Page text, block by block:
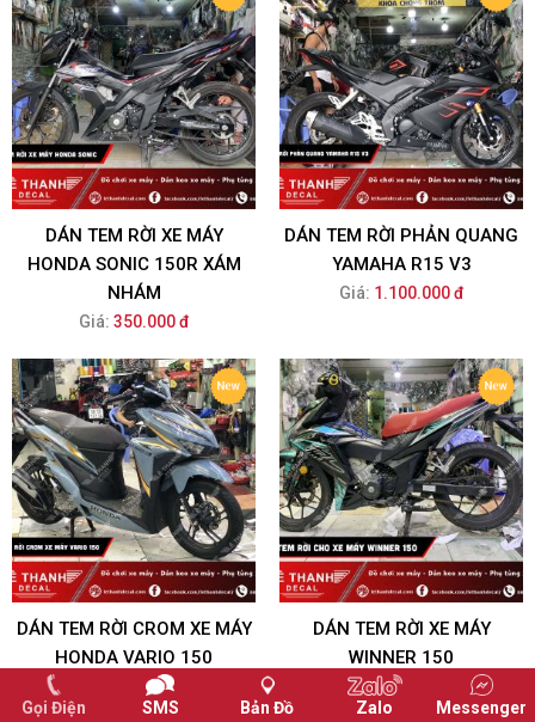
DÁN TEM RỜI XE MÁY
HONDA SONIC 150R XÁM
NHÁM
Giá: 350.000 đ
DÁN TEM RỜI PHẢN QUANG
YAMAHA R15 V3
Giá: 1.100.000 đ
DÁN TEM RỜI CROM XE MÁY
HONDA VARIO 150
550.000 đ
DÁN TEM RỜI XE MÁY
WINNER 150
Giá: 350.000 đ
Gọi Điện
SMS Bản Đồ Zalo Messenger